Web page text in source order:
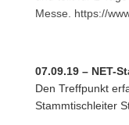
Messe. https://
07.09.19 – NET-
Den Treffpunkt
Stammtischleiter